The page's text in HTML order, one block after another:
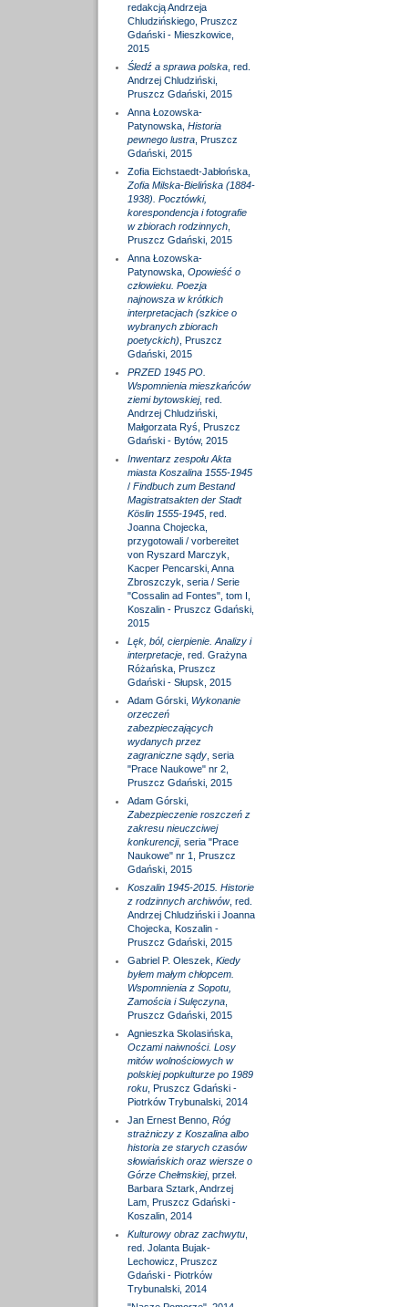
redakcją Andrzeja
Chludzińskiego, Pruszcz
Gdański - Mieszkowice,
2015
Śledź a sprawa polska, red.
Andrzej Chludziński,
Pruszcz Gdański, 2015
Anna Łozowska-
Patynowska, Historia
pewnego lustra, Pruszcz
Gdański, 2015
Zofia Eichstaedt-Jabłońska,
Zofia Milska-Bielińska (1884-
1938). Pocztówki,
korespondencja i fotografie
w zbiorach rodzinnych,
Pruszcz Gdański, 2015
Anna Łozowska-
Patynowska, Opowieść o
człowieku. Poezja
najnowsza w krótkich
interpretacjach (szkice o
wybranych zbiorach
poetyckich) , Pruszcz
Gdański, 2015
PRZED 1945 PO.
Wspomnienia mieszkańców
ziemi bytowskiej, red.
Andrzej Chludziński,
Małgorzata Ryś, Pruszcz
Gdański - Bytów, 2015
Inwentarz zespołu Akta
miasta Koszalina 1555-1945
/ Findbuch zum Bestand
Magistratsakten der Stadt
Köslin 1555-1945, red.
Joanna Chojecka,
przygotowali / vorbereitet
von Ryszard Marczyk,
Kacper Pencarski, Anna
Zbroszczyk, seria / Serie
"Cossalin ad Fontes", tom I,
Koszalin - Pruszcz Gdański,
2015
Lęk, ból, cierpienie. Analizy i
interpretacje, red. Grażyna
Różańska, Pruszcz
Gdański - Słupsk, 2015
Adam Górski, Wykonanie
orzeczeń
zabezpieczających
wydanych przez
zagraniczne sądy, seria
"Prace Naukowe" nr 2,
Pruszcz Gdański, 2015
Adam Górski,
Zabezpieczenie roszczeń z
zakresu nieuczciwej
konkurencji, seria "Prace
Naukowe" nr 1, Pruszcz
Gdański, 2015
Koszalin 1945-2015. Historie
z rodzinnych archiwów, red.
Andrzej Chludziński i Joanna
Chojecka, Koszalin -
Pruszcz Gdański, 2015
Gabriel P. Oleszek, Kiedy
byłem małym chłopcem.
Wspomnienia z Sopotu,
Zamościa i Sulęczyna,
Pruszcz Gdański, 2015
Agnieszka Skolasińska,
Oczami naiwności. Losy
mitów wolnościowych w
polskiej popkulturze po 1989
roku, Pruszcz Gdański -
Piotrków Trybunalski, 2014
Jan Ernest Benno, Róg
strażniczy z Koszalina albo
historia ze starych czasów
słowiańskich oraz wiersze o
Górze Chełmskiej, przeł.
Barbara Sztark, Andrzej
Lam, Pruszcz Gdański -
Koszalin, 2014
Kulturowy obraz zachwytu,
red. Jolanta Bujak-
Lechowicz, Pruszcz
Gdański - Piotrków
Trybunalski, 2014